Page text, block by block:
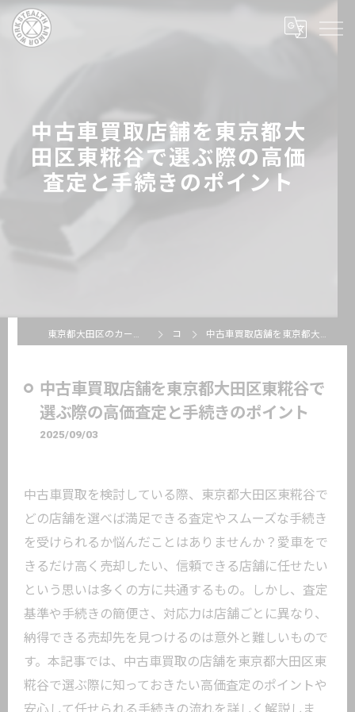
中古車買取店舗を東京都大
田区東糀谷で選ぶ際の高価
査定と手続きのポイント
東京都大田区のカーコーティングならSTEALTH ARMOR WORKS コラム 中古車買取店舗を東京都大田区東糀谷で選ぶ際の高価査定と手続きのポイント
中古車買取店舗を東京都大田区東糀谷で
選ぶ際の高価査定と手続きのポイント
2025/09/03
中古車買取を検討している際、東京都大田区東糀谷で
どの店舗を選べば満足できる査定やスムーズな手続き
を受けられるか悩んだことはありませんか？愛車をで
きるだけ高く売却したい、信頼できる店舗に任せたい
という思いは多くの方に共通するもの。しかし、査定
基準や手続きの簡便さ、対応力は店舗ごとに異なり、
納得できる売却先を見つけるのは意外と難しいもので
す。本記事では、中古車買取の店舗を東京都大田区東
糀谷で選ぶ際に知っておきたい高価査定のポイントや